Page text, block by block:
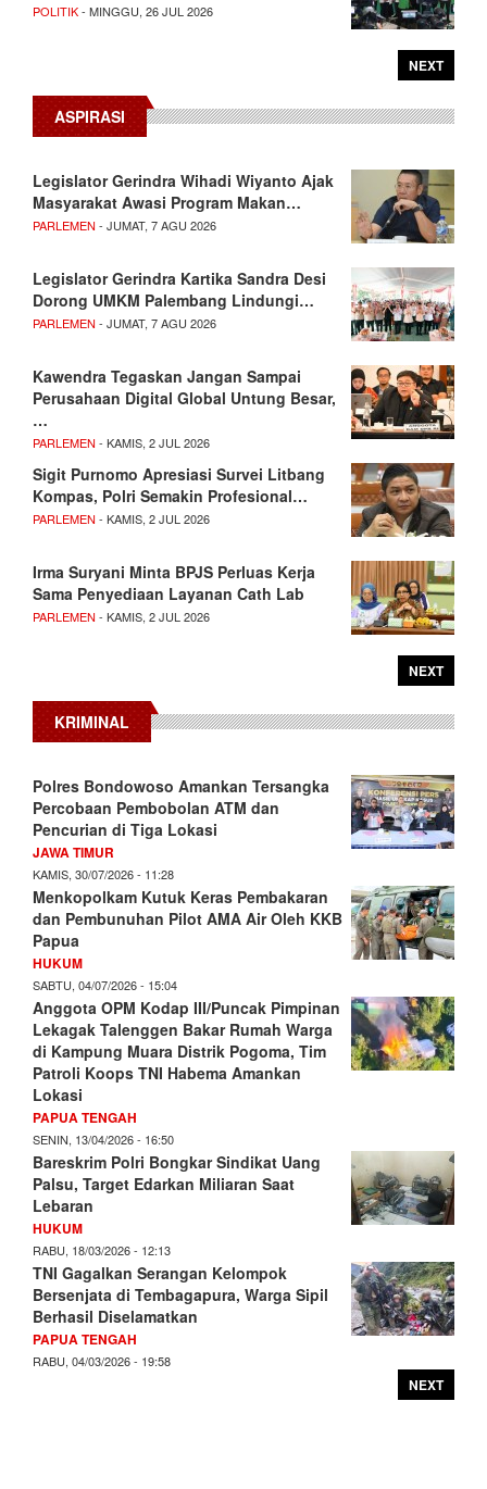
POLITIK- MINGGU, 26 JUL 2026
NEXT
ASPIRASI
Legislator Gerindra Wihadi Wiyanto Ajak
Masyarakat Awasi Program Makan…
PARLEMEN - JUMAT, 7 AGU 2026
Legislator Gerindra Kartika Sandra Desi
Dorong UMKM Palembang Lindungi…
PARLEMEN - JUMAT, 7 AGU 2026
Kawendra Tegaskan Jangan Sampai
Perusahaan Digital Global Untung Besar,
…
PARLEMEN - KAMIS, 2 JUL 2026
Sigit Purnomo Apresiasi Survei Litbang
Kompas, Polri Semakin Profesional…
PARLEMEN - KAMIS, 2 JUL 2026
Irma Suryani Minta BPJS Perluas Kerja
Sama Penyediaan Layanan Cath Lab
PARLEMEN - KAMIS, 2 JUL 2026
NEXT
KRIMINAL
Polres Bondowoso Amankan Tersangka
Percobaan Pembobolan ATM dan
Pencurian di Tiga Lokasi
JAWA TIMUR
KAMIS, 30/07/2026 - 11:28
Menkopolkam Kutuk Keras Pembakaran
dan Pembunuhan Pilot AMA Air Oleh KKB
Papua
HUKUM
SABTU, 04/07/2026 - 15:04
Anggota OPM Kodap III/Puncak Pimpinan
Lekagak Talenggen Bakar Rumah Warga
di Kampung Muara Distrik Pogoma, Tim
Patroli Koops TNI Habema Amankan
Lokasi
PAPUA TENGAH
SENIN, 13/04/2026 - 16:50
Bareskrim Polri Bongkar Sindikat Uang
Palsu, Target Edarkan Miliaran Saat
Lebaran
HUKUM
RABU, 18/03/2026 - 12:13
TNI Gagalkan Serangan Kelompok
Bersenjata di Tembagapura, Warga Sipil
Berhasil Diselamatkan
PAPUA TENGAH
RABU, 04/03/2026 - 19:58
NEXT